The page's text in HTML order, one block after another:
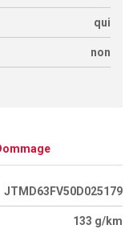
qui
non
JTMD63FV50D025179
133 g/km